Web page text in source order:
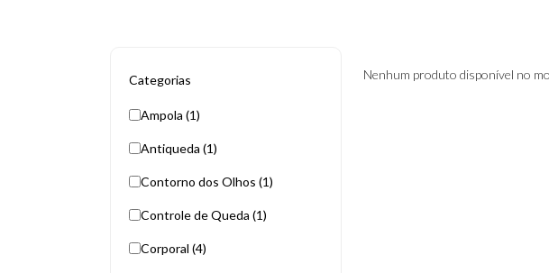
Categorias
Ampola (1)
Antiqueda (1)
Contorno dos Olhos (1)
Controle de Queda (1)
Corporal (4)
Nenhum produto disponível no